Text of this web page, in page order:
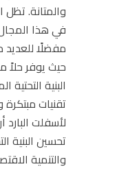
والمتانة. تظل
في هذا
مفضلًا للعديد
حيث يوفر حلاً
البنية
تقنيات
لأسفلت
تحسين البنية
والتنمية